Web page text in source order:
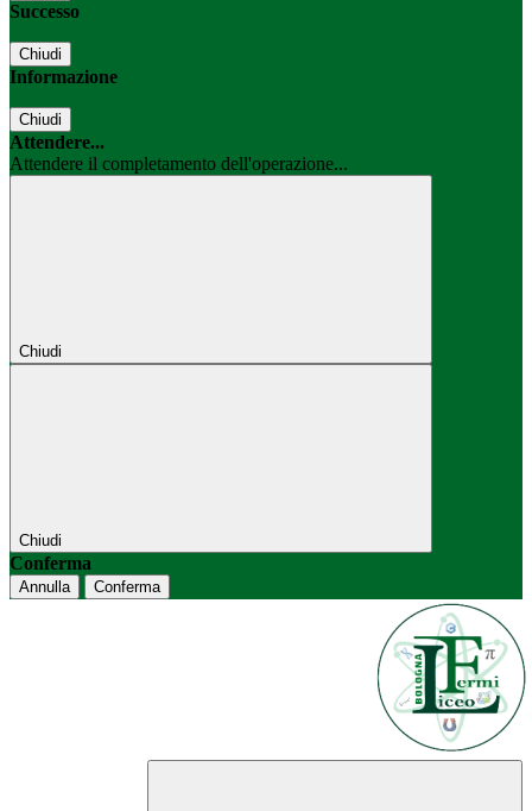
Successo
Chiudi
Informazione
Chiudi
Attendere...
Attendere il completamento dell'operazione...
Chiudi
Chiudi
Conferma
Annulla Conferma